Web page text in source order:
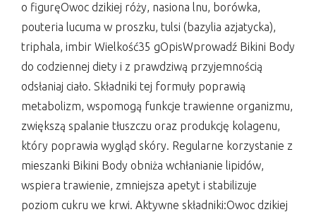
o figuręOwoc dzikiej róży, nasiona lnu, borówka,
pouteria lucuma w proszku, tulsi (bazylia azjatycka),
triphala, imbir Wielkość35 gOpisWprowadź Bikini Body
do codziennej diety i z prawdziwą przyjemnością
odsłaniaj ciało. Składniki tej formuły poprawią
metabolizm, wspomogą funkcje trawienne organizmu,
zwiększą spalanie tłuszczu oraz produkcję kolagenu,
który poprawia wygląd skóry. Regularne korzystanie z
mieszanki Bikini Body obniża wchłanianie lipidów,
wspiera trawienie, zmniejsza apetyt i stabilizuje
poziom cukru we krwi. Aktywne składniki:Owoc dzikiej